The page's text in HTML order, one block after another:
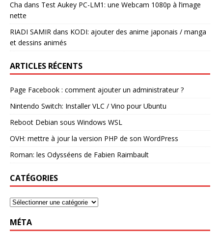
Cha dans Test Aukey PC-LM1: une Webcam 1080p à l’image
nette
RIADI SAMIR dans KODI: ajouter des anime japonais / manga
et dessins animés
ARTICLES RÉCENTS
Page Facebook : comment ajouter un administrateur ?
Nintendo Switch: Installer VLC / Vino pour Ubuntu
Reboot Debian sous Windows WSL
OVH: mettre à jour la version PHP de son WordPress
Roman: les Odysséens de Fabien Raimbault
CATÉGORIES
MÉTA